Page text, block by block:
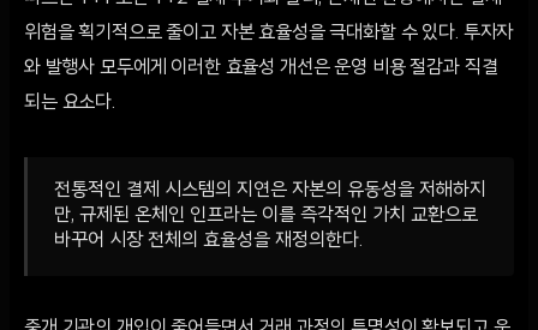
위험을 획기적으로 줄이고 자본 효율성을 극대화할 수 있다. 투자자
와 발행사 모두에게 이러한 효율성 개선은 운영 비용 절감과 직결
되는 요소다.
전통적인 결제 시스템의 지연은 자본의 유동성을 저해하지
만, 규제된 온체인 인프라는 이를 즉각적인 가치 교환으로
바꾸어 시장 전체의 효율성을 재정의한다.